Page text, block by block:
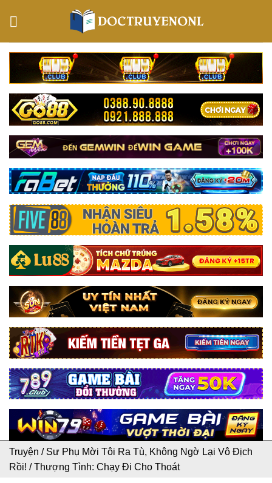
Truyện / Sư Phụ Mời Tôi Ra Tù, Không Ngờ Lại Vô Địch
Rồi! /Thượng Tình: Chạy Đi Cho Thoát